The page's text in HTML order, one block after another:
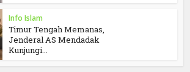
Info Islam
Timur Tengah Memanas,
Jenderal AS Mendadak
Kunjungi...